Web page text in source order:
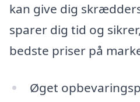
kan give dig
sparer dig tid og
bedste priser på
Øget